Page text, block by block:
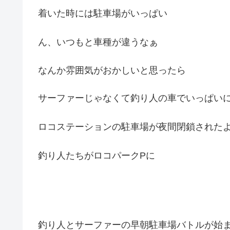
着いた時には駐車場がいっぱい
ん、いつもと車種が違うなぁ
なんか雰囲気がおかしいと思ったら
サーファーじゃなくて釣り人の車でいっぱい
ロコステーションの駐車場が夜間閉鎖された
釣り人たちがロコパークPに
釣り人とサーファーの早朝駐車場バトルが始